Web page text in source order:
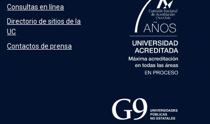
Consultas en línea
Directorio de sitios de la
UC
Contactos de prensa